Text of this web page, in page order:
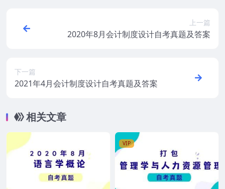
上一篇
2020年8月会计制度设计自考真题及答案
下一篇
2021年4月会计制度设计自考真题及答案
相关文章
VIP